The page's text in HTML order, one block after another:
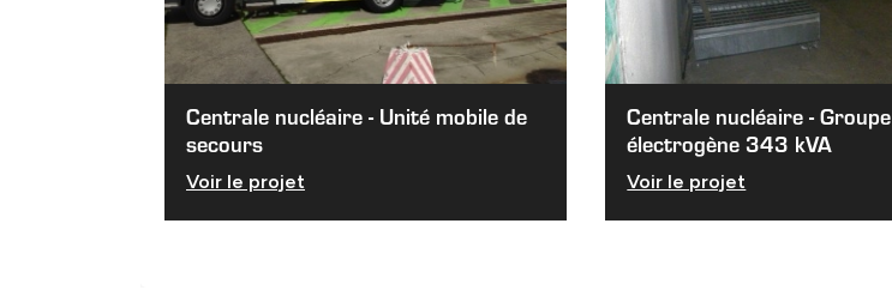
Centrale nucléaire - Unité mobile de
secours
Voir le projet
Centrale nucléaire - Groupe
électrogène 343 kVA
Voir le projet